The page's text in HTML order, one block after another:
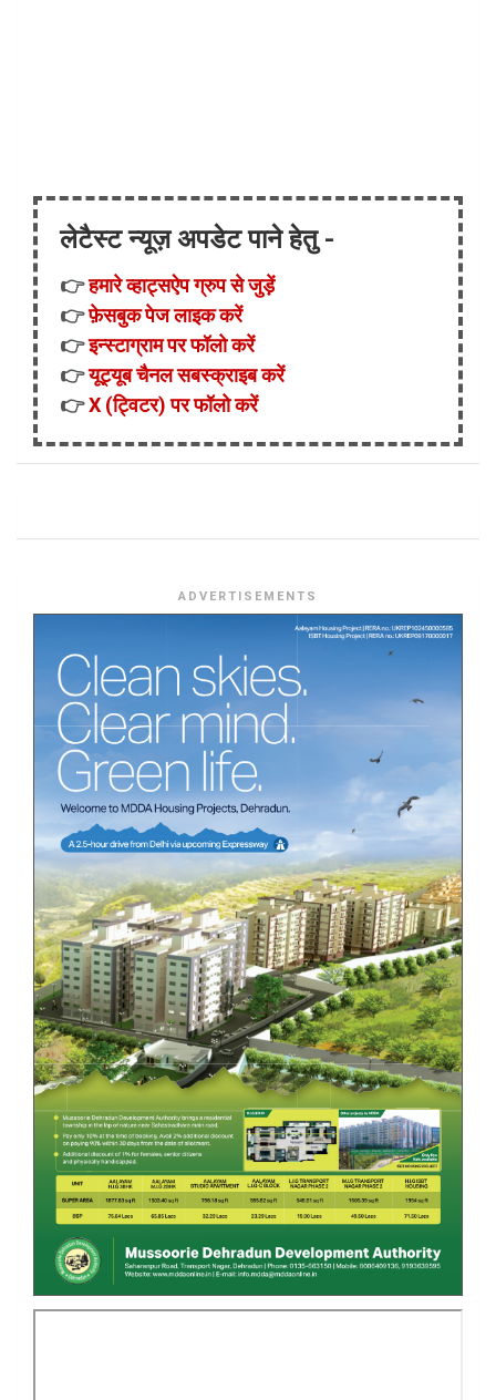
लेटैस्ट न्यूज़ अपडेट पाने हेतु -
👉हमारे व्हाट्सऐप ग्रुप से जुड़ें
👉फ़ेसबुक पेज लाइक करें
👉इन्स्टाग्राम पर फॉलो करें
👉यूट्यूब चैनल सबस्क्राइब करें
👉X (ट्विटर) पर फॉलो करें
ADVERTISEMENTS